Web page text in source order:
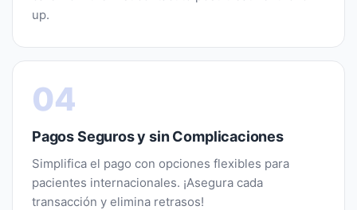
up.
04
Pagos Seguros y sin Complicaciones
Simplifica el pago con opciones flexibles para
pacientes internacionales. ¡Asegura cada
transacción y elimina retrasos!